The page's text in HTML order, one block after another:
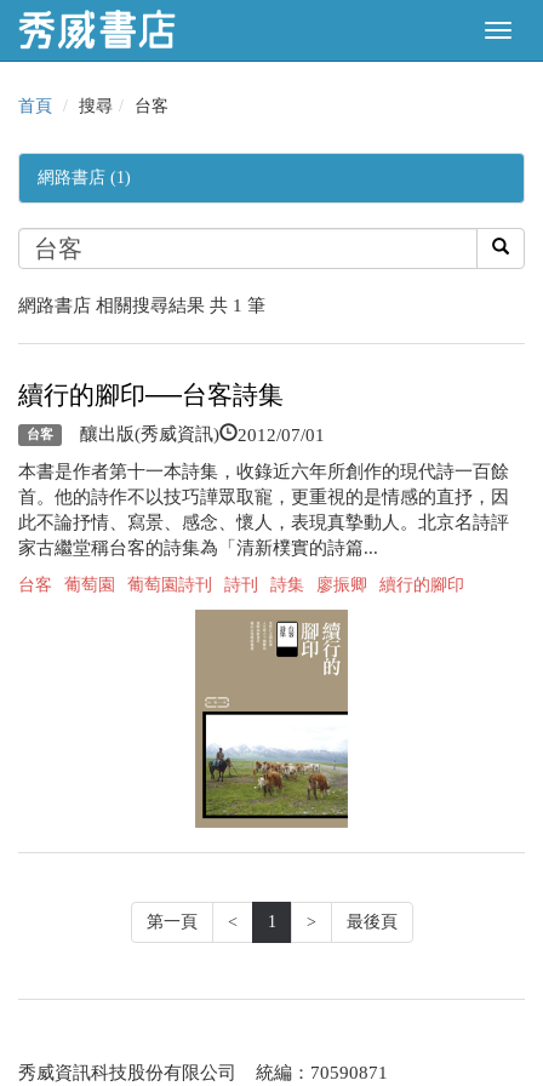
首頁 搜尋 台客
網路書店 (1)
網路書店 相關搜尋結果 共 1 筆
續行的腳印──台客詩集
台客 釀出版(秀威資訊) 2012/07/01
本書是作者第十一本詩集，收錄近六年所創作的現代詩一百餘
首。他的詩作不以技巧譁眾取寵，更重視的是情感的直抒，因
此不論抒情、寫景、感念、懷人，表現真摯動人。北京名詩評
家古繼堂稱台客的詩集為「清新樸實的詩篇...
台客 葡萄園 葡萄園詩刊 詩刊 詩集 廖振卿 續行的腳印
第一頁 < 1 > 最後頁
秀威資訊科技股份有限公司 統編：70590871